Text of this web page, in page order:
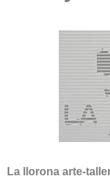
La llorona arte-